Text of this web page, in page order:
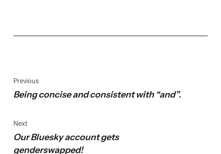
Previous
Being concise and consistent with “and”.
Next
Our Bluesky account gets
genderswapped!